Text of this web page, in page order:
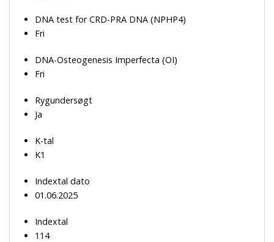
DNA test for CRD-PRA DNA (NPHP4)
Fri
DNA-Osteogenesis Imperfecta (OI)
Fri
Rygundersøgt
Ja
K-tal
K1
Indextal dato
01.06.2025
Indextal
114